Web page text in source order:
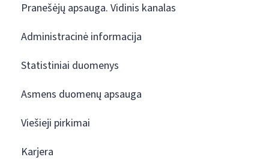
Pranešėjų apsauga. Vidinis kanalas
Administracinė informacija
Statistiniai duomenys
Asmens duomenų apsauga
Viešieji pirkimai
Karjera